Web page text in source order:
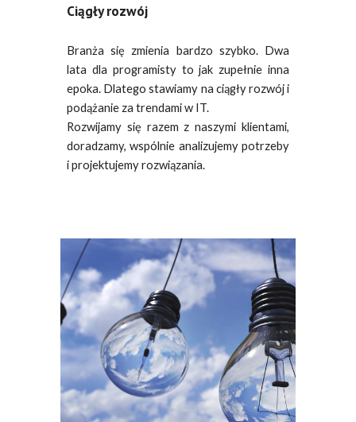
Ciągły rozwój
Branża się zmienia bardzo szybko. Dwa
lata dla programisty to jak zupełnie inna
epoka. Dlatego stawiamy na ciągły rozwój i
podążanie za trendami w IT.
Rozwijamy się razem z naszymi klientami,
doradzamy, wspólnie analizujemy potrzeby
i projektujemy rozwiązania.